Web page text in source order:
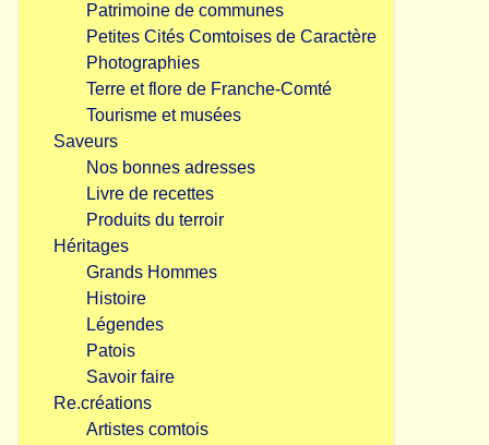
Patrimoine de communes
Petites Cités Comtoises de Caractère
Photographies
Terre et flore de Franche-Comté
Tourisme et musées
Saveurs
Nos bonnes adresses
Livre de recettes
Produits du terroir
Héritages
Grands Hommes
Histoire
Légendes
Patois
Savoir faire
Re.créations
Artistes comtois